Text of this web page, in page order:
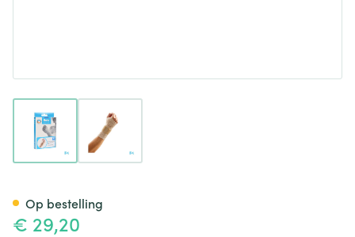
€ 29,20
Op bestelling